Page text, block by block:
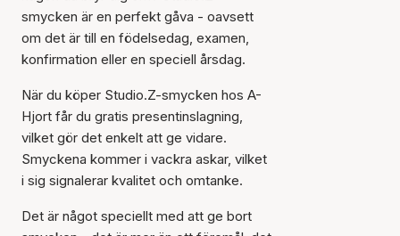
smycken är en perfekt gåva - oavsett
om det är till en födelsedag, examen,
konfirmation eller en speciell årsdag.
När du köper Studio.Z-smycken hos A-
Hjort får du gratis presentinslagning,
vilket gör det enkelt att ge vidare.
Smyckena kommer i vackra askar, vilket
i sig signalerar kvalitet och omtanke.
Det är något speciellt med att ge bort